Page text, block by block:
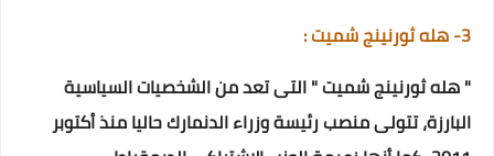
3- هله ثورنينج شميت :
" هله ثورنينج شميت " التى تعد من الشخصيات السياسية
البارزة، تتولى منصب رئيسة وزراء الدنمارك حاليا منذ أكتوبر